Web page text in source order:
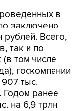
в
заключено
рублей. Всего,
так и по
(в том числе
госкомпании
тыс.
Годом ранее
на 6,9 трлн